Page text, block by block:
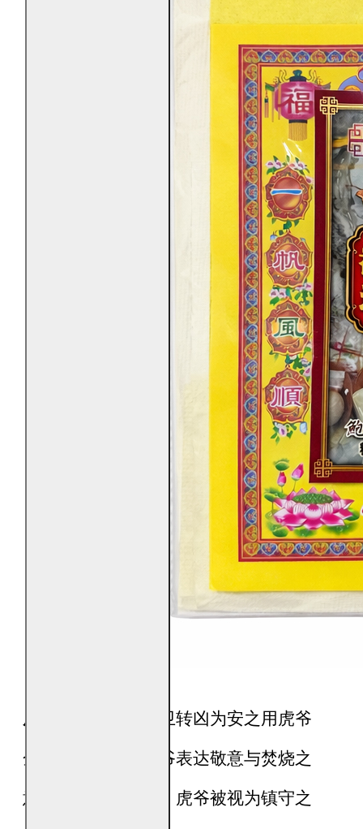
虎爷金 用于镇场护卫转凶为安之用虎爷
金，主要用于向虎爷表达敬意与焚烧之
意。在民间信仰中，虎爷被视为镇守之